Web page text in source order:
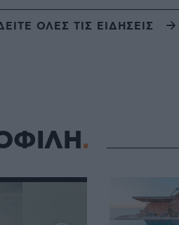
ΟΛΕΣ ΤΙΣ ΕΙΔΗΣΕΙΣ